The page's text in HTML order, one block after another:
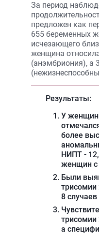
За период
предложен как
655 беременных
исчезающего
женщина
(анэмбриония), а
Результаты:
У женщин
более
НИПТ -
женщин с
Были
трисомии
8
трисомии
а